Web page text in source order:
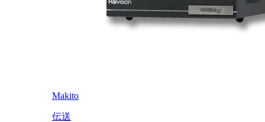
Makito
伝送